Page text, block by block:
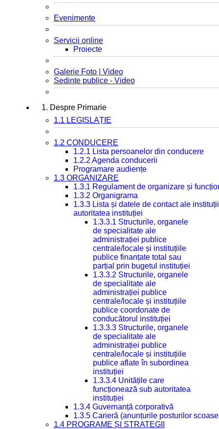
Evenimente
Servicii online
Proiecte
Galerie Foto | Video
Sedinte publice - Video
1. Despre Primarie
1.1 LEGISLAȚIE
1.2 CONDUCERE
1.2.1 Lista persoanelor din conducere
1.2.2 Agenda conducerii
Programare audiențe
1.3 ORGANIZARE
1.3.1 Regulament de organizare și
1.3.2 Organigrama
1.3.3 Lista și datele de contact ale
autoritatea instituției
1.3.3.1 Structurile, organele
de specialitate ale
administrației publice
centrale/locale și instituțiile
publice finanțate total sau
parțial prin bugetul instituției
1.3.3.2 Structurile, organele
de specialitate ale
administrației publice
centrale/locale și instituțiile
publice coordonate de
conducătorul instituției
1.3.3.3 Structurile, organele
de specialitate ale
administrației publice
centrale/locale și instituțiile
publice aflate în subordinea
instituției
1.3.3.4 Unitățile care
funcționează sub autoritatea
instituției
1.3.4 Guvernanță corporativă
1.3.5 Carieră (anunțurile posturilor
1.4 PROGRAME ȘI STRATEGII